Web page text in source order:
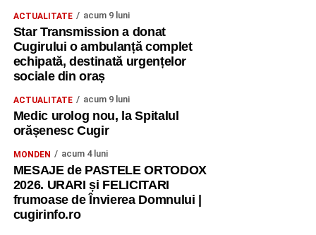
ACTUALITATE acum 9 luni
Star Transmission a donat
Cugirului o ambulanță complet
echipată, destinată urgențelor
sociale din oraș
ACTUALITATE acum 9 luni
Medic urolog nou, la Spitalul
orășenesc Cugir
MONDEN acum 4 luni
MESAJE de PASTELE ORTODOX
2026. URARI și FELICITARI
frumoase de Învierea Domnului |
cugirinfo.ro